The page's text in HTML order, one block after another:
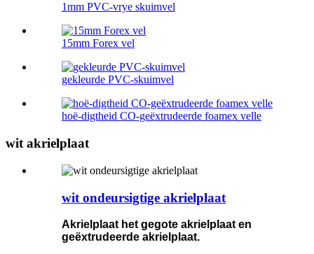
1mm PVC-vrye skuimvel
15mm Forex vel
gekleurde PVC-skuimvel
hoë-digtheid CO-geëxtrudeerde foamex velle
wit akrielplaat
wit ondeursigtige akrielplaat
Akrielplaat het gegote akrielplaat en
geëxtrudeerde akrielplaat.